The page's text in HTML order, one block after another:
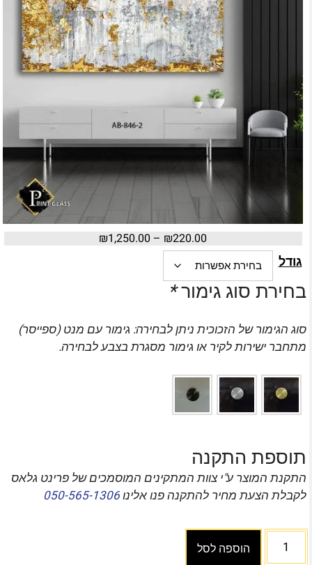
₪220.00
–
₪1,250.00
גודל
בחירת סוג גימור*
סוג הגימור של הזכוכית ניתן לבחירה: גימור עם מנט (ספייסר)
מתחבר ישירות לקיר או גימור מסגרת בצבע לבחירה.
תוספת התקנה
התקנת המוצר ע"י צוות המתקינים המוסמכים של פרינט גלאס
לקבלת הצעת מחיר להתקנה פנו אלינו050-565-1306
הוספה לסל